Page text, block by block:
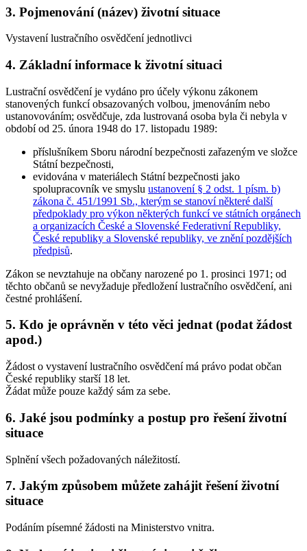
3. Pojmenování (název) životní situace
Vystavení lustračního osvědčení jednotlivci
4. Základní informace k životní situaci
Lustrační osvědčení je vydáno pro účely výkonu zákonem
stanovených funkcíobsazovaných volbou, jmenováním nebo
ustanovováním; osvědčuje, zda lustrovaná osoba byla či nebyla v
období od 25. února 1948 do 17. listopadu 1989:
příslušníkem Sboru národní bezpečnosti zařazeným ve složce
Státní bezpečnosti,
evidována v materiálech Státní bezpečnosti jako
spolupracovník ve smyslu ustanovení § 2 odst. 1 písm. b)
zákona č. 451/1991 Sb., kterým se stanoví některé další
předpoklady pro výkon některých funkcí ve státních orgánech
a organizacích České a Slovenské Federativní Republiky,
České republiky a Slovenské republiky, ve znění pozdějších
předpisů.
Zákon se nevztahuje na občany narozené po 1. prosinci 1971 ; od
těchto občanů se nevyžaduje předložení lustračního osvědčení, ani
čestné prohlášení.
5. Kdo je oprávněn v této věci jednat (podat žádost
apod.)
Žádost o vystavení lustračního osvědčení má právo podat občan
České republiky starší 18 let.
Žádat může pouze každý sám za sebe.
6. Jaké jsou podmínky a postup pro řešení životní
situace
Splnění všech požadovaných náležitostí.
7. Jakým způsobem můžete zahájit řešení životní
situace
Podáním písemné žádosti na Ministerstvo vnitra.